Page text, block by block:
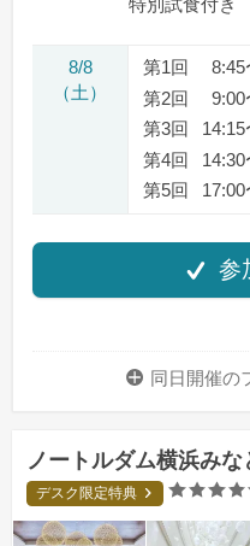
特別試食付き
8/8
（土）
第1回 8:45
第2回
9:00
第3回
14:15
第4回
14:30
第5回
17:00
参
同日開催の
ノートルダム横浜みな
デスク限定特典